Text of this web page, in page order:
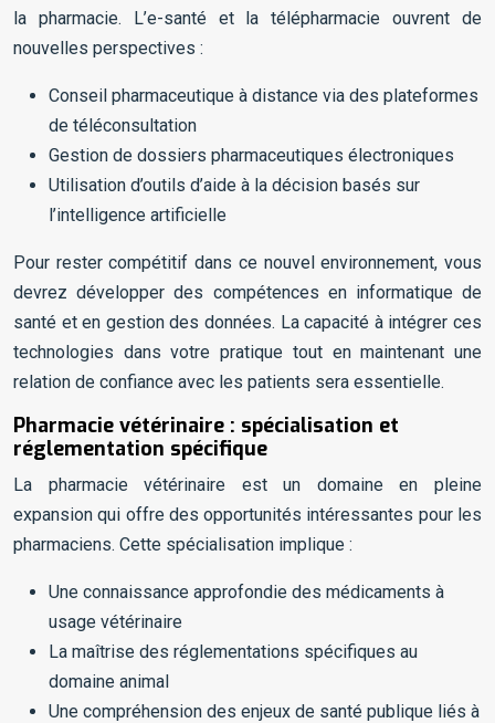
la pharmacie. L’e-santé et la télépharmacie ouvrent de
nouvelles perspectives :
Conseil pharmaceutique à distance via des plateformes
de téléconsultation
Gestion de dossiers pharmaceutiques électroniques
Utilisation d’outils d’aide à la décision basés sur
l’intelligence artificielle
Pour rester compétitif dans ce nouvel environnement, vous
devrez développer des compétences en informatique de
santé et en gestion des données. La capacité à intégrer ces
technologies dans votre pratique tout en maintenant une
relation de confiance avec les patients sera essentielle.
Pharmacie vétérinaire : spécialisation et
réglementation spécifique
La pharmacie vétérinaire est un domaine en pleine
expansion qui offre des opportunités intéressantes pour les
pharmaciens. Cette spécialisation implique :
Une connaissance approfondie des médicaments à
usage vétérinaire
La maîtrise des réglementations spécifiques au
domaine animal
Une compréhension des enjeux de santé publique liés à